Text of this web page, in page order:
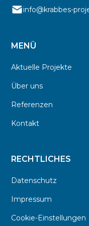
info@krabbes-
MENÜ
Aktuelle Projekte
Über uns
Referenzen
Kontakt
RECHTLICHES
Datenschutz
Impressum
Cookie-Einstellungen